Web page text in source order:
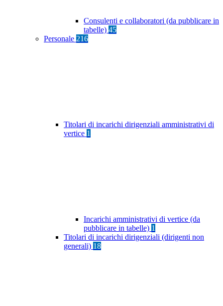
Consulenti e collaboratori (da pubblicare in
tabelle) 45
Personale 216
Titolari di incarichi dirigenziali amministrativi di
vertice 1
Incarichi amministrativi di vertice (da
pubblicare in tabelle) 1
Titolari di incarichi dirigenziali (dirigenti non
generali) 18